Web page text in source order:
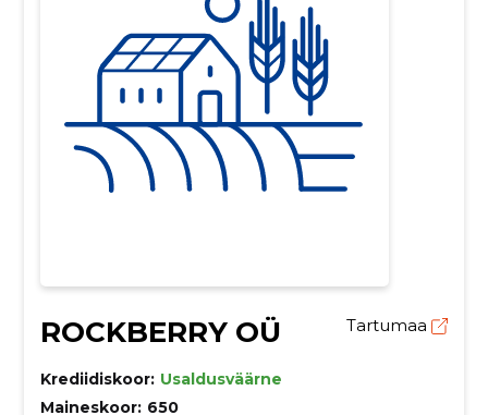
ROCKBERRY OÜ Tartumaa
Krediidiskoor: Usaldusväärne
Maineskoor: 650